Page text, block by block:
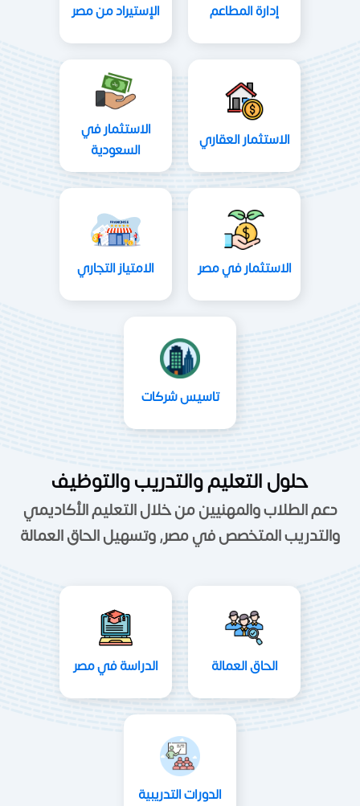
إدارة المطاعم الإستيراد من مصر
الاستثمار العقاري
الاستثمار في
السعودية
الاستثمار في مصر الامتياز التجاري
تاسيس شركات
حلول التعليم والتدريب والتوظيف
دعم الطلاب والمهنيين من خلال التعليم الأكاديمي
والتدريب المتخصص في مصر, وتسهيل الحاق العمالة
الحاق العمالة الدراسة في مصر
الدورات التدريبية